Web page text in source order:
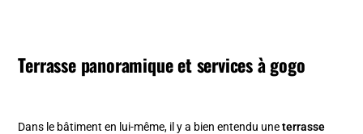
Terrasse panoramique et services à gogo
Dans le bâtiment en lui-même, il y a bien entendu uneterrasse